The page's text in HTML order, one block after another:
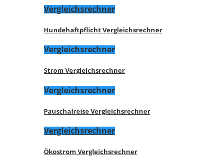
Vergleichsrechner
Hundehaftpflicht Vergleichsrechner
Vergleichsrechner
Strom Vergleichsrechner
Vergleichsrechner
Pauschalreise Vergleichsrechner
Vergleichsrechner
Ökostrom Vergleichsrechner